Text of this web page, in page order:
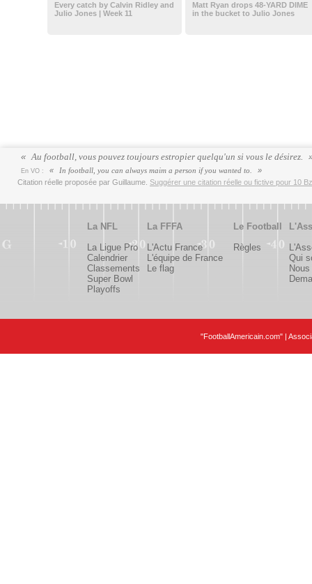
Every catch by Calvin Ridley and
Julio Jones | Week 11
Matt Ryan drops 48-YARD DIME
in the bucket to Julio Jones
Au football, vous pouvez toujours estropier quelqu'un si vous le désirez.
En VO :
In football, you can always maim a person if you wanted to.
Citation réelle proposée par Guillaume. Suggérer une citation réelle ou fictive pour 10
La NFL
La Ligue Pro
Calendrier
Classements
Super Bowl
Playoffs
La FFFA
L'Actu France
L'équipe de France
Le flag
Le Football
Règles
Qui
"FootballAmericain.com" |